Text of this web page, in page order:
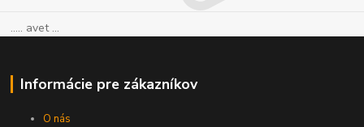
..... avet ...
Informácie pre zákazníkov
O nás